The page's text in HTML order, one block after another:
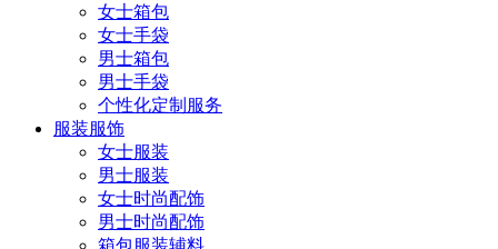
女士箱包
女士手袋
男士箱包
男士手袋
个性化定制服务
服装服饰
女士服装
男士服装
女士时尚配饰
男士时尚配饰
箱包服装辅料